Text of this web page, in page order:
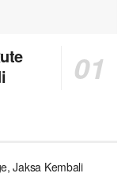
Jaksa Kembali